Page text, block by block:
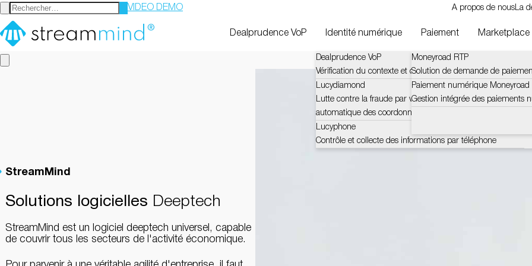
StreamMind
Dealprudence VoP Identité numérique
Dealprudence VoP
Vérification du contexte et des défis du bénéficiaire (VOP)
Lucydiamond
Lutte contre la fraude par vérification certifiée et
automatique des coordonnées bancaires
Lucyphone
Contrôle et collecte des informations par téléphone
Paiement
Moneyroad RTP
Solution de demande de
Paiement numérique Moneyroad
Gestion intégrée des paiements
Marketplace
VIDEO DEMO A propos de nousLa
StreamMind
Solutions logicielles Deeptech
StreamMind est un logiciel deeptech universel, capable
de couvrir tous les secteurs de l'activité économique.